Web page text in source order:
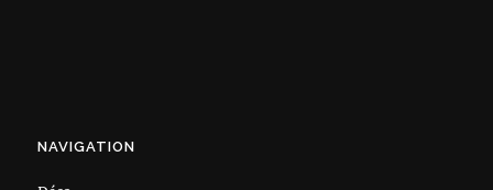
NAVIGATION